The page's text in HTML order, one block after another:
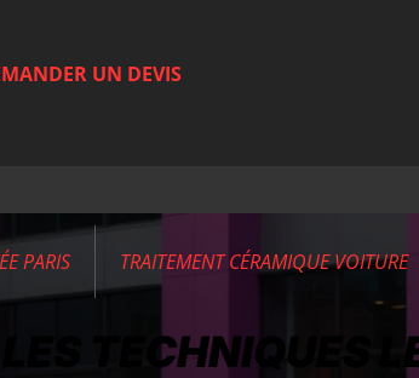
UN DEVIS
PARIS TRAITEMENT CÉRAMIQUE VOITURE
TECHNIQUES